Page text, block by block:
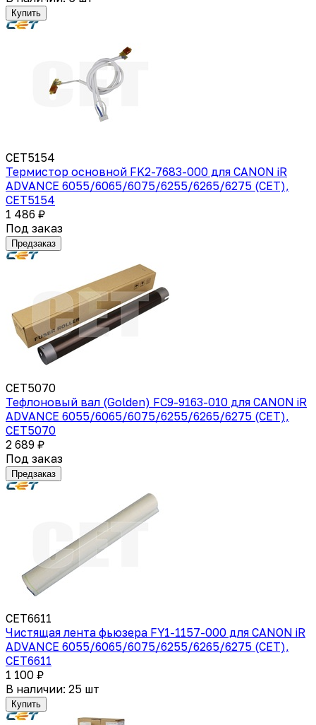
Купить
CET5154
Термистор основной FK2-7683-000 для CANON iR
ADVANCE 6055/6065/6075/6255/6265/6275 (CET),
CET5154
1 486 ₽
Под заказ
Предзаказ
CET5070
Тефлоновый вал (Golden) FC9-9163-010 для CANON iR
ADVANCE 6055/6065/6075/6255/6265/6275 (CET),
CET5070
2 689 ₽
Под заказ
Предзаказ
CET6611
Чистящая лента фьюзера FY1-1157-000 для CANON iR
ADVANCE 6055/6065/6075/6255/6265/6275 (CET),
CET6611
1 100 ₽
В наличии: 25 шт
Купить